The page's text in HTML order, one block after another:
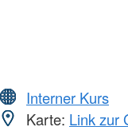
Interner Kurs
Karte: Link zur